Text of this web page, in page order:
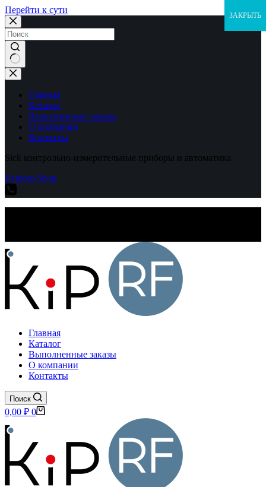
Перейти к сути
Ничего
не
найденоГлавная
Каталог
Выполненные заказы
О компании
Контакты
Sick контрольно-измерительные приборы и автоматика
Explore Shop
Главная
Каталог
Выполненные заказы
О компании
Контакты
Поиск
Корзина
0,00 ₽ 0
ЗАКРЫТЬ